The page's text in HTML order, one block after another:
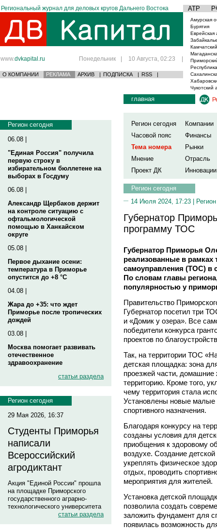
Региональный журнал для деловых кругов Дальнего Востока АТР
www.dvkapital.ru Понедельник | 10 Августа, 02:23 |
О КОМПАНИИ РЕКЛАМА АРХИВ | ПОДПИСКА | RSS |
Амурская
Бурятия
Еврейская
Чукотский
Регион сегодня
06.08 |
"Единая Россия" получила
первую строку в
избирательном бюллетене на
выборах в Госдуму
06.08 |
Александр Щербаков держит
на контроле ситуацию с
офтальмологической
помощью в Ханкайском
округе
05.08 |
Первое дыхание осени:
температура в Приморье
опустится до +8 °C
04.08 |
Жара до +35: что ждет
Приморье после тропических
дождей
03.08 |
Москва помогает развивать
отечественное
здравоохранение
статьи раздела
Регион сегодня
29 Мая 2026, 16:37
Студенты Приморья
написали
Всероссийский
агродиктант
Акция "Единой России" прошла
на площадке Приморского
государственного аграрно-
технологического университета
статьи раздела
главная
Регион сегодня
Компании
Часовой пояс
Финансы
Тема номера
Рынки
Мнение
Отрасль
Проект ДК
Инновации
Регион сегодня
14 Июля 2024, 17:23 |
Губернатор
программу ТОС
Губернатор Приморья
реализованные в рамках
самоуправления (ТОС) в
По словам главы
популярностью у
Правительство
Губернатор посетил три
и «Домик у озера». Все
победители конкурса
проектов по
Так, на территории ТОС
детская площадка: зона
проезжей части,
территорию. Кроме того,
чему территория стала
Установлены новые
спортивного назначения.
Благодаря конкурсу на
созданы условия для
приобщения к здоровому
воздухе. Создание
укреплять физическое
отдых, проводить
мероприятия для жителей.
Установка детской
позволила создать
заложить фундамент для
появилась возможность